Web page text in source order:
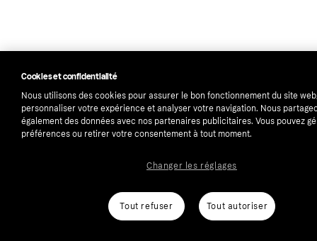
Cookies et confidentialité
Nous utilisons des cookies pour assurer le bon fonctionnement du site
personnaliser votre expérience et analyser votre navigation. Nous
également des données avec nos partenaires publicitaires. Vous pouvez
préférences ou retirer votre consentement à tout moment.
Tout refuser Tout autoriser
Changer les réglages